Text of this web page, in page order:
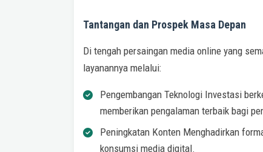
Tantangan dan Prospek Masa Depan
Di tengah persaingan media online yang
layanannya melalui:
Pengembangan Teknologi Investasi
memberikan pengalaman terbaik bagi
Peningkatan Konten Menghadirkan
konsumsi media digital.